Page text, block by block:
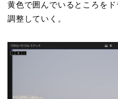
黄色で囲んでいるところを
調整していく。